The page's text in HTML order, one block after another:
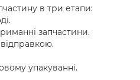
в три етапи:
запчастини.
упакуванні.